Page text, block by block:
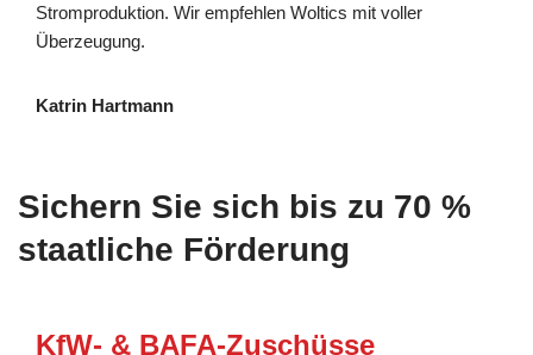
Stromproduktion. Wir empfehlen Woltics mit voller
Überzeugung.
Katrin Hartmann
Sichern Sie sich bis zu 70 %
staatliche Förderung
KfW- & BAFA-Zuschüsse